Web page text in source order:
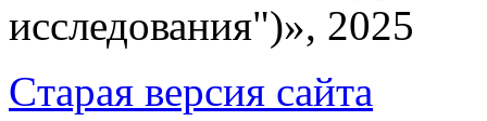
исследования")», 2025
Cтарая версия сайта